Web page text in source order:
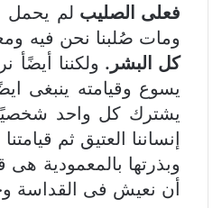
فعلى الصليب لم يحمل
ومات صُلبنا نحن فيه
كل البشر. ولكننا
يسوع وقيامته ينبغى
يشترك كل واحد شخصيًا
إنساننا العتيق ثم
وبذرتها بالمعمودية هى
أن نعيش فى القداسة